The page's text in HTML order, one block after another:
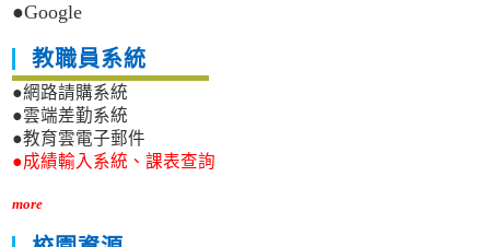
●Google
教職員系統
●網路請購系統
●雲端差勤系統
●教育雲電子郵件
●成績輸入系統、課表查詢
more